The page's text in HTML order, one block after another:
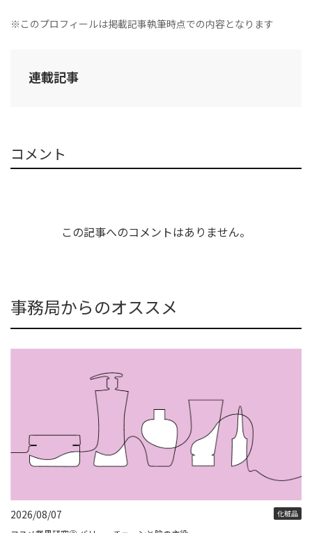
※このプロフィールは掲載記事執筆時点での内容となります
連載記事
コメント
この記事へのコメントはありません。
事務局からのオススメ
2026/08/07 化粧品